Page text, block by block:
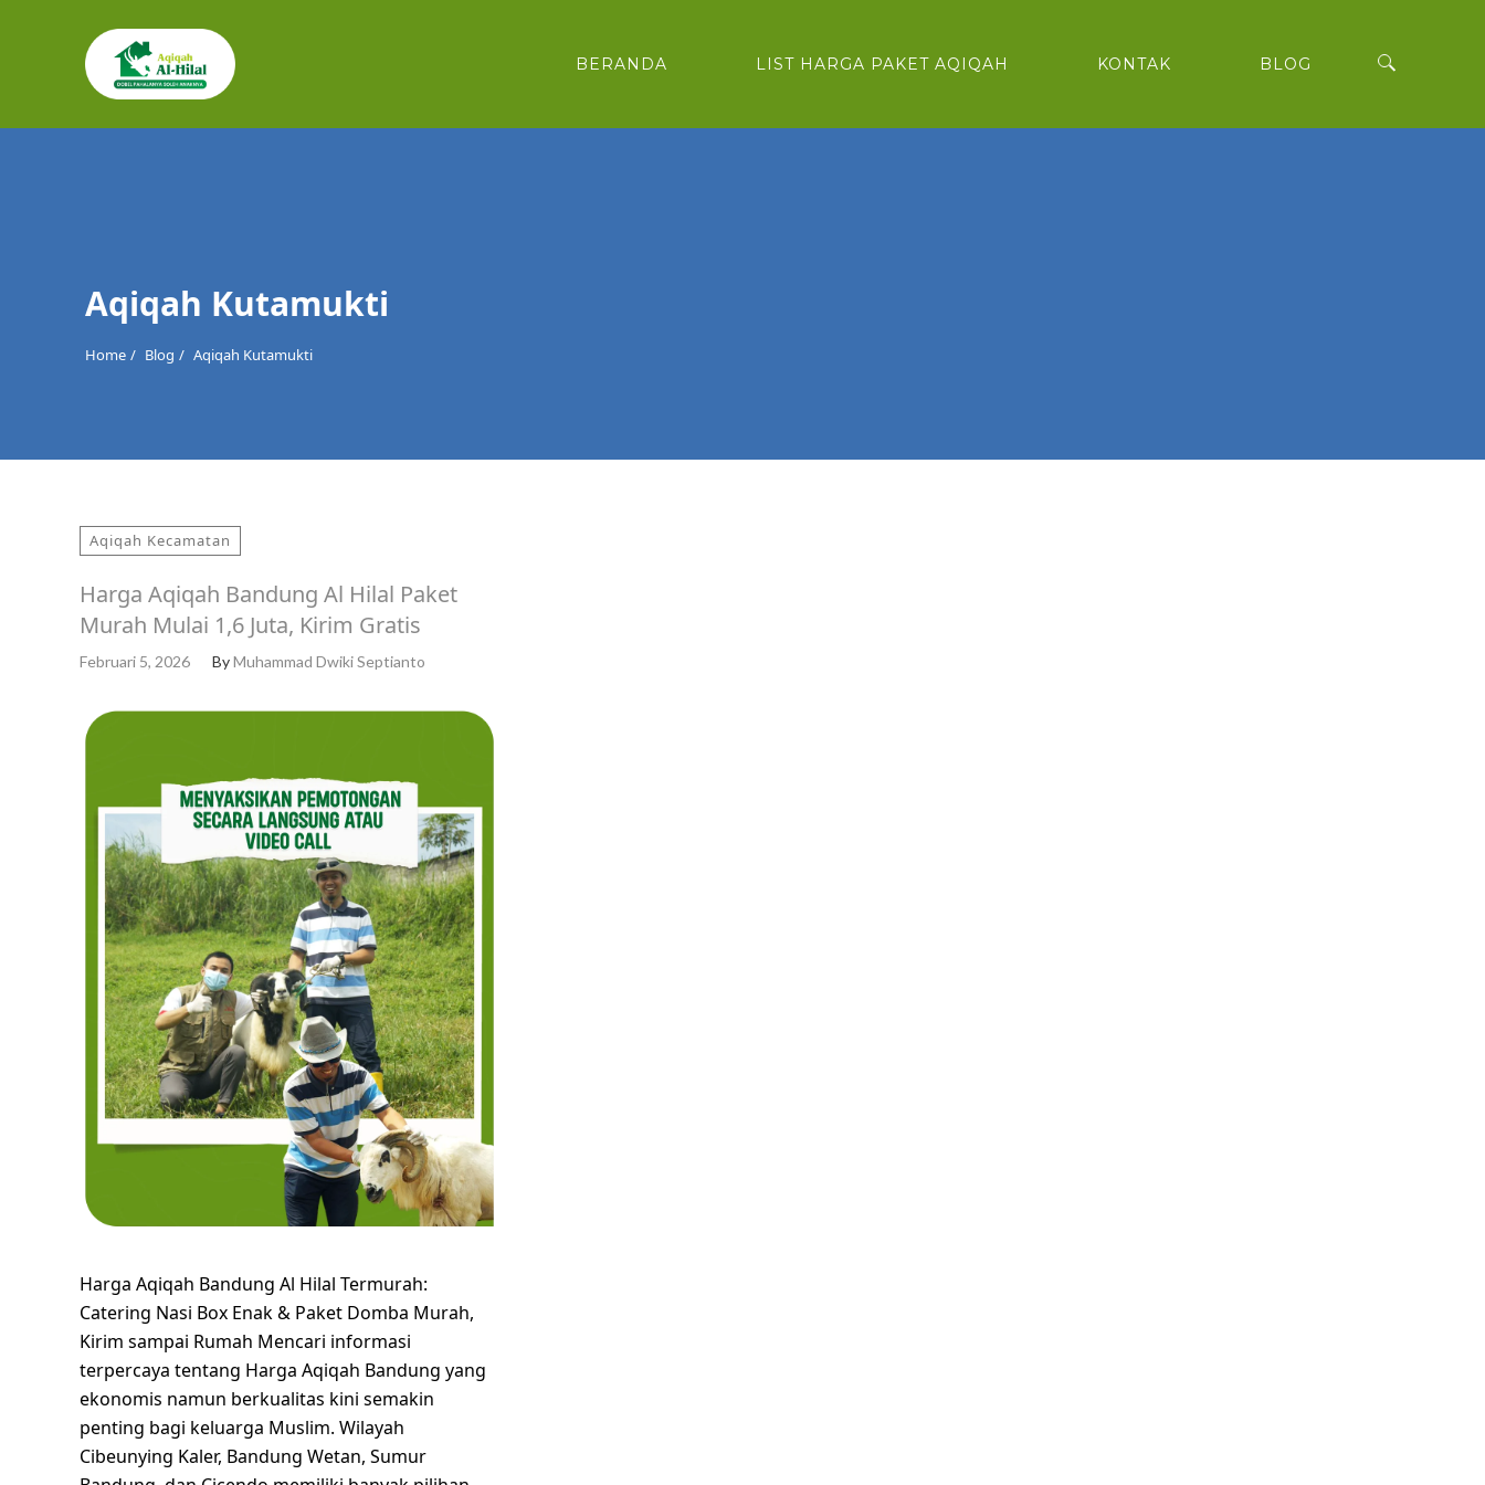
BERANDA LIST HARGA PAKET AQIQAH KONTAK BLOG
Cari
Aqiqah Kutamukti
Home Blog Aqiqah Kutamukti
Aqiqah Kecamatan
Harga Aqiqah Bandung Al Hilal Paket
Murah Mulai 1,6 Juta, Kirim Gratis
Februari 5, 2026 ByMuhammad Dwiki Septianto
Harga Aqiqah Bandung Al Hilal Termurah:
Catering Nasi Box Enak & Paket Domba Murah,
Kirim sampai Rumah Mencari informasi
terpercaya tentang Harga Aqiqah Bandung yang
ekonomis namun berkualitas kini semakin
penting bagi keluarga Muslim. Wilayah
Cibeunying Kaler, Bandung Wetan, Sumur